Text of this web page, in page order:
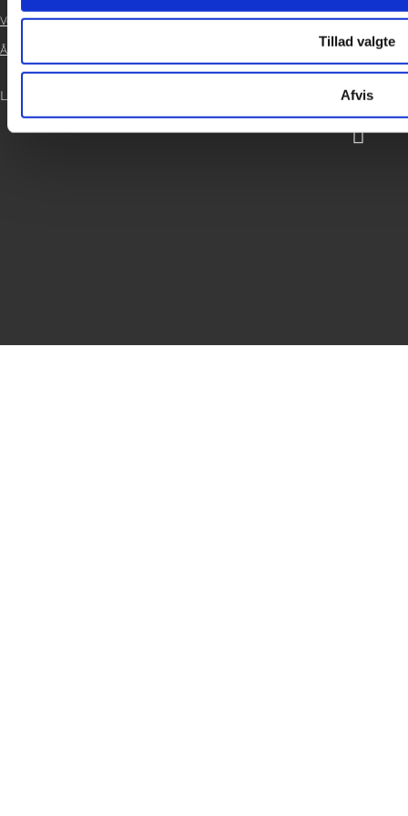
Tillad valgte
Afvis
Vedtægter
Årsrapport 2021
LOG IND

